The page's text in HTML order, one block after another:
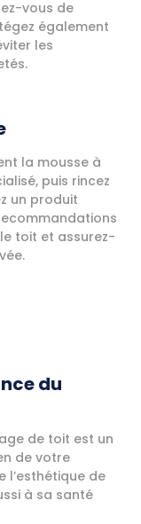
vous de
également
les
la mousse à
puis rincez
un produit
toit et assurez-
du
de toit est un
de votre
l’esthétique de
à sa santé